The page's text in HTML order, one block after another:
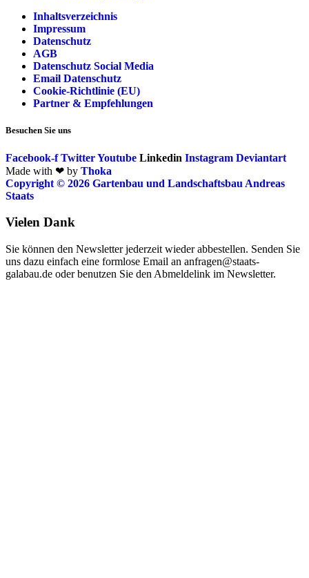
Inhaltsverzeichnis
Impressum
Datenschutz
AGB
Datenschutz Social Media
Email Datenschutz
Cookie-Richtlinie (EU)
Partner & Empfehlungen
Besuchen Sie uns
Facebook-f TwitterYoutube Linkedin Instagram Deviantart
Made with ❤ by Thoka
Copyright © 2026 Gartenbau und Landschaftsbau Andreas
Staats
Vielen Dank
Sie können den Newsletter jederzeit wieder abbestellen. Senden Sie
uns dazu einfach eine formlose Email an anfragen@staats-
galabau.de oder benutzen Sie den Abmeldelink im Newsletter.